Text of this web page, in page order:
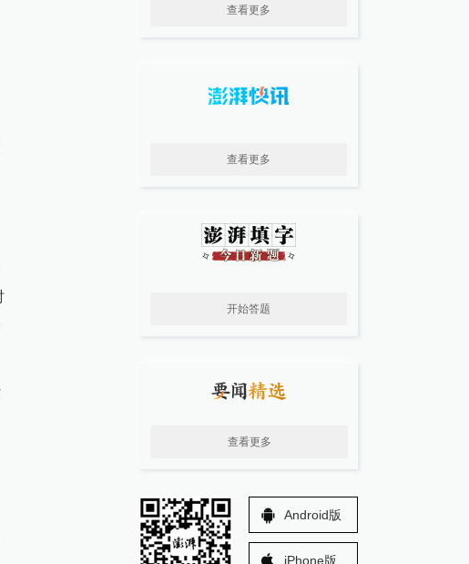
查看更多
查看更多
开始答题
查看更多
Android版
iPhone版